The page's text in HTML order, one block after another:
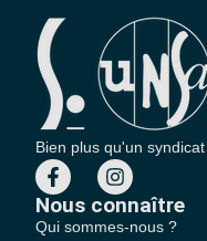
Bien plus qu'un syndicat
Nous connaître
Qui sommes-nous ?